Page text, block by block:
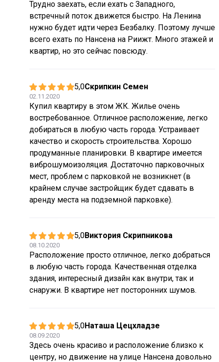
Трудно заехать, если ехать с Западного,
встречный поток движется быстро. На Ленина
нужно будет идти через Безбалку. Поэтому лучше
всего ехать по Нансена на Риижт. Много этажей и
квартир, но это сейчас повсюду.
5,0Скрипкин Семен
02.11.2020
Купил квартиру в этом ЖК. Жилье очень
востребованное. Отличное расположение, легко
добираться в любую часть города. Устраивает
качество и скорость строительства. Хорошо
продуманные планировки. В квартире имеется
виброшумоизоляция. Достаточно парковочных
мест, проблем с парковкой не возникнет (в
крайнем случае застройщик будет сдавать в
аренду места на подземной парковке).
5,0Виктория Скрипникова
08.10.2020
Расположение просто отличное, легко добраться
в любую часть города. Качественная отделка
здания, интересный дизайн как внутри, так и
снаружи. В квартире нет посторонних шумов.
5,0Наташа Цецхладзе
08.09.2020
Здесь очень красиво и расположение близко к
центру, но движение на улице Нансена довольно